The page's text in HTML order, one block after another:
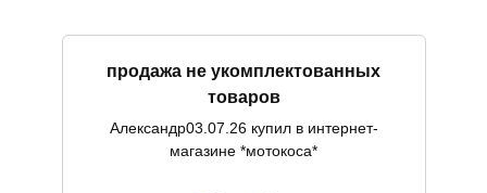
продажа не укомплектованных
товаров
Александр03.07.26 купил в интернет-
магазине *мотокоса*